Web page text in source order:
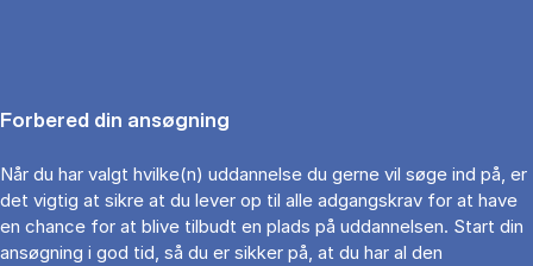
Forbered din ansøgning
Når du har valgt hvilke(n) uddannelse du gerne vil søge ind på, er
det vigtig at sikre at du lever op til alle adgangskrav for at have
en chance for at blive tilbudt en plads på uddannelsen. Start din
ansøgning i god tid, så du er sikker på, at du har al den